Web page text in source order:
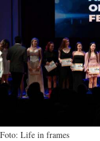
Foto: Life in frames